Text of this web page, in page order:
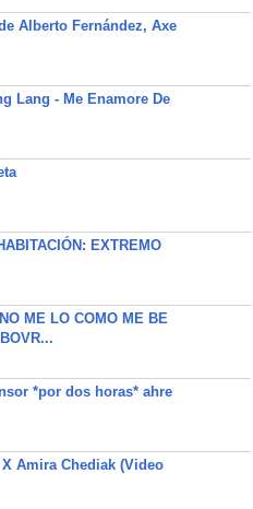
Alberto Fernández, Axe
Lang - Me Enamore De
EXTREMO
ME LO COMO ME BE
*por dos horas* ahre
Amira Chediak (Video